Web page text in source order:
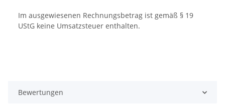
Im ausgewiesenen Rechnungsbetrag ist gemäß § 19
UStG keine Umsatzsteuer enthalten.
Bewertungen